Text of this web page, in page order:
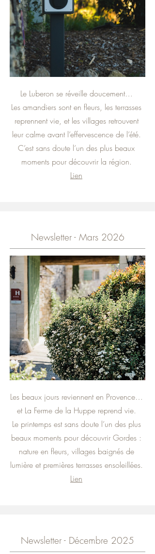
Le Luberon se réveille doucement…
Les amandiers sont en fleurs, les terrasses
reprennent vie, et les villages retrouvent
leur calme avant l’effervescence de l’été.
C’est sans doute l’un des plus beaux
moments pour découvrir la région.
Lien
Newsletter - Mars 2026
Les beaux jours reviennent en Provence…
et La Ferme de la Huppe reprend vie.
Le printemps est sans doute l’un des plus
beaux moments pour découvrir Gordes :
nature en fleurs, villages baignés de
lumière et premières terrasses ensoleillées.
Lien
Newsletter - Décembre 2025